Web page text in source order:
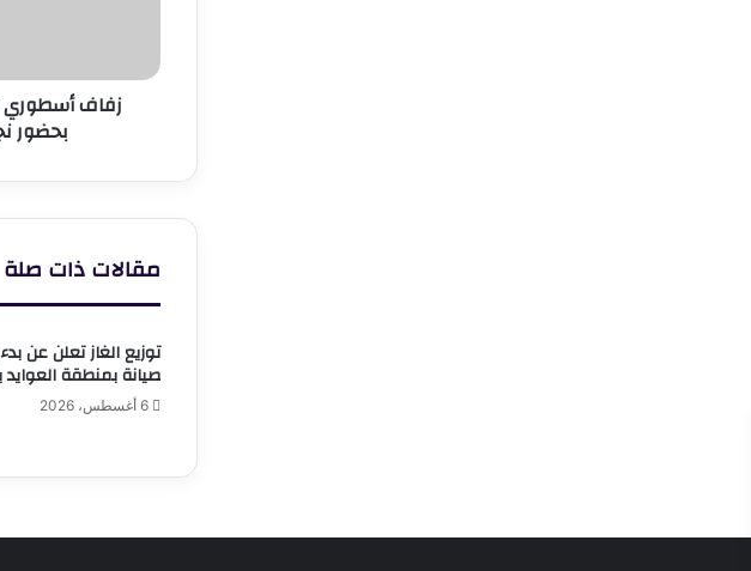
الفن
ورجالزفاف أسطوري
بحضور
مقالات ذات صلة
توزيع الغاز تعلن عن
صيانة بمنطقة العوايد
6 أغسطس، 2026